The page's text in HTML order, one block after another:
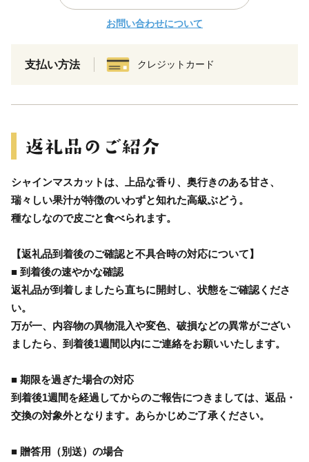
お問い合わせについて
支払い方法 クレジットカード
シャインマスカットは、上品な香り、奥行きのある甘さ、
瑞々しい果汁が特徴のいわずと知れた高級ぶどう。
種なしなので皮ごと食べられます。
【返礼品到着後のご確認と不具合時の対応について】
■ 到着後の速やかな確認
返礼品が到着しましたら直ちに開封し、状態をご確認くださ
い。
万が一、内容物の異物混入や変色、破損などの異常がござい
ましたら、到着後1週間以内にご連絡をお願いいたします。
■ 期限を過ぎた場合の対応
到着後1週間を経過してからのご報告につきましては、返品・
交換の対象外となります。あらかじめご了承ください。
■ 贈答用（別送）の場合